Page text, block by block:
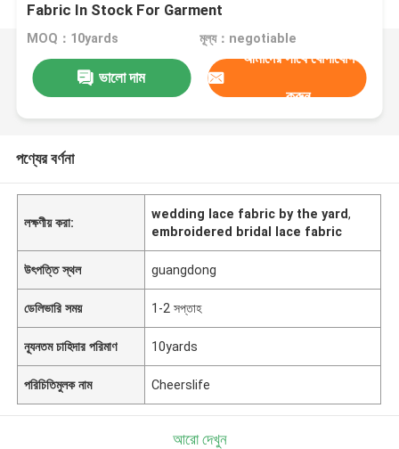
Fabric In Stock For Garment
MOQ：10yards মূল্য：negotiable
ভালো দাম
আমাদের সাথে যোগাযোগ
করুন
পণ্যের বর্ণনা
লক্ষণীয় করা:
wedding lace fabric by the yard,
embroidered bridal lace fabric
উৎপত্তি স্থল guangdong
ডেলিভারি সময় 1-2 সপ্তাহ
ন্যূনতম চাহিদার পরিমাণ 10yards
পরিচিতিমুলক নাম Cheerslife
আরো দেখুন